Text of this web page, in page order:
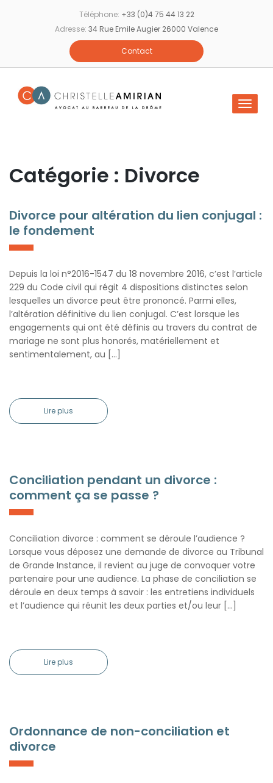
Téléphone: +33 (0)4 75 44 13 22
Adresse: 34 Rue Emile Augier 26000 Valence
Contact
Catégorie : Divorce
Divorce pour altération du lien conjugal :
le fondement
Depuis la loi n°2016-1547 du 18 novembre 2016, c’est l’article
229 du Code civil qui régit 4 dispositions distinctes selon
lesquelles un divorce peut être prononcé. Parmi elles,
l’altération définitive du lien conjugal. C’est lorsque les
engagements qui ont été définis au travers du contrat de
mariage ne sont plus honorés, matériellement et
sentimentalement, au […]
Lire plus
Conciliation pendant un divorce :
comment ça se passe ?
Conciliation divorce : comment se déroule l’audience ?
Lorsque vous déposez une demande de divorce au Tribunal
de Grande Instance, il revient au juge de convoquer votre
partenaire pour une audience. La phase de conciliation se
déroule en deux temps à savoir : les entretiens individuels
et l’audience qui réunit les deux parties et/ou leur […]
Lire plus
Ordonnance de non-conciliation et
divorce